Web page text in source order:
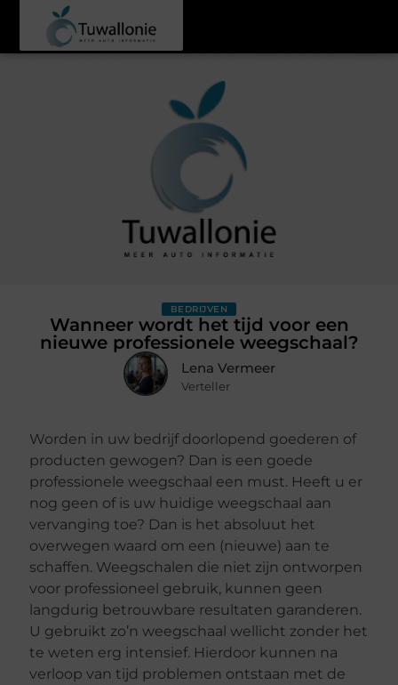
BEDRIJVEN
Wanneer wordt het tijd voor een
nieuwe professionele weegschaal?
Lena Vermeer
Verteller
Worden in uw bedrijf doorlopend goederen of
producten gewogen? Dan is een goede
professionele weegschaal een must. Heeft u er
nog geen of is uw huidige weegschaal aan
vervanging toe? Dan is het absoluut het
overwegen waard om een (nieuwe) aan te
schaffen. Weegschalen die niet zijn ontworpen
voor professioneel gebruik, kunnen geen
langdurig betrouwbare resultaten garanderen.
U gebruikt zo’n weegschaal wellicht zonder het
te weten erg intensief. Hierdoor kunnen na
verloop van tijd problemen ontstaan met de